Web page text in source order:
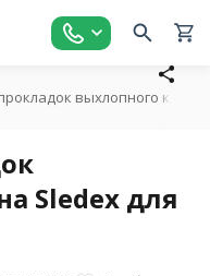
выхлопного
Sledex для